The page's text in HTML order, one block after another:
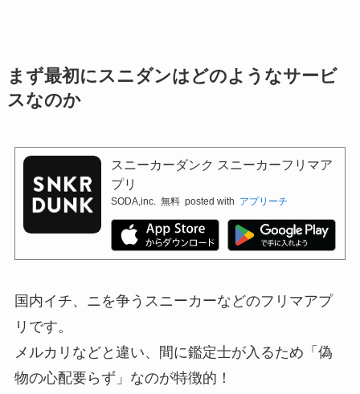
まず最初にスニダンはどのようなサービ
スなのか
スニーカーダンク スニーカーフリマア
プリ
SODA,inc. 無料 posted with アプリーチ
国内イチ、ニを争うスニーカーなどのフリマアプ
リです。
メルカリなどと違い、間に鑑定士が入るため「偽
物の心配要らず」なのが特徴的！